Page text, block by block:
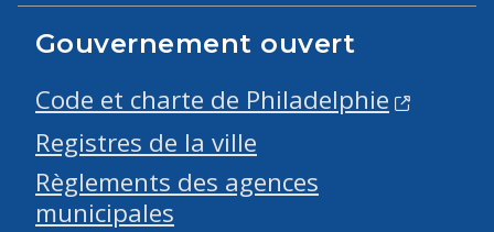
Gouvernement ouvert
Code et charte de Philadelphie
Registres de la ville
Règlements des agences
municipales